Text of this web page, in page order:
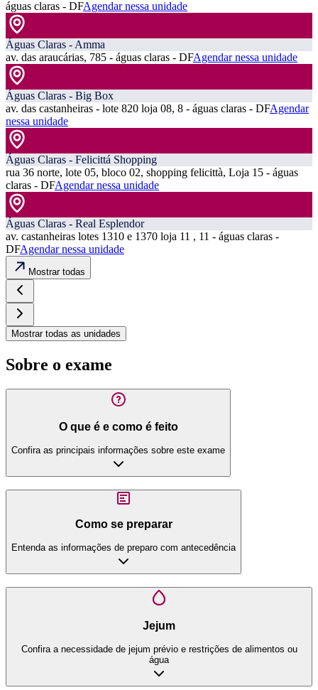
águas claras - DFAgendar nessa unidade
Águas Claras - Amma
av. das araucárias, 785 - águas claras - DFAgendar nessa unidade
Águas Claras - Big Box
av. das castanheiras - lote 820 loja 08, 8 - águas claras - DFAgendar
nessa unidade
Águas Claras - Felicittá Shopping
rua 36 norte, lote 05, bloco 02, shopping felicittà, Loja 15 - águas
claras - DFAgendar nessa unidade
Águas Claras - Real Esplendor
av. castanheiras lotes 1310 e 1370 loja 11 , 11 - águas claras -
DFAgendar nessa unidade
Mostrar todas
Mostrar todas as unidades
Sobre o exame
O que é e como é feito
Confira as principais informações sobre este exame
Como se preparar
Entenda as informações de preparo com antecedência
Jejum
Confira a necessidade de jejum prévio e restrições de alimentos ou
água